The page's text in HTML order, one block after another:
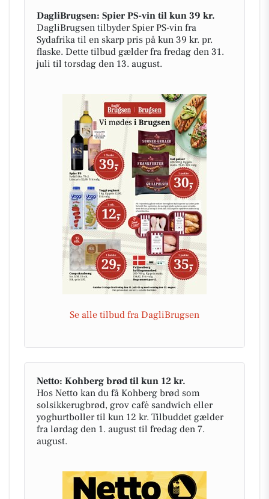
DagliBrugsen: Spier PS-vin til kun 39 kr.
DagliBrugsen tilbyder Spier PS-vin fra
Sydafrika til en skarp pris på kun 39 kr. pr.
flaske. Dette tilbud gælder fra fredag den 31.
juli til torsdag den 13. august.
Se alle tilbud fra DagliBrugsen
Netto: Kohberg brød til kun 12 kr.
Hos Netto kan du få Kohberg brød som
solsikkerugbrød, grov café sandwich eller
yoghurtboller til kun 12 kr. Tilbuddet gælder
fra lørdag den 1. august til fredag den 7.
august.